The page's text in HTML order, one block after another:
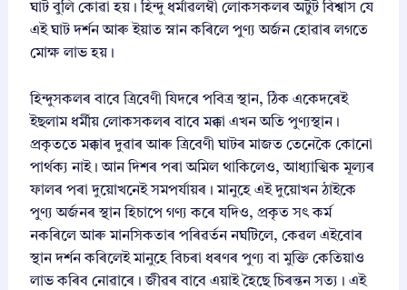
ঘাট বুলি কোৱা হয়। হিন্দু ধৰ্মাৱলম্বী লোকসকলৰ অটুট বিশ্বাস যে
এই ঘাট দৰ্শন আৰু ইয়াত স্নান কৰিলে পুণ্য অৰ্জন হোৱাৰ লগতে
মোক্ষ লাভ হয়।
হিন্দুসকলৰ বাবে ত্ৰিবেণী যিদৰে পবিত্ৰ স্থান, ঠিক একেদৰেই
ইছলাম ধৰ্মীয় লোকসকলৰ বাবে মক্কা এখন অতি পুণ্যস্থান।
প্ৰকৃততে মক্কাৰ দুৱাৰ আৰু ত্ৰিবেণী ঘাটৰ মাজত তেনেকৈ কোনো
পাৰ্থক্য নাই। আন দিশৰ পৰা অমিল থাকিলেও, আধ্যাত্মিক মূল্যৰ
ফালৰ পৰা দুয়োখনেই সমপৰ্যায়ৰ। মানুহে এই দুয়োখন ঠাইকে
পুণ্য অৰ্জনৰ স্থান হিচাপে গণ্য কৰে যদিও, প্ৰকৃত সৎ কৰ্ম
নকৰিলে আৰু মানসিকতাৰ পৰিৱৰ্তন নঘটিলে, কেৱল এইবোৰ
স্থান দৰ্শন কৰিলেই মানুহে বিচৰা ধৰণৰ পুণ্য বা মুক্তি কেতিয়াও
লাভ কৰিব নোৱাৰে। জীৱৰ বাবে এয়াই হৈছে চিৰন্তন সত্য। এই